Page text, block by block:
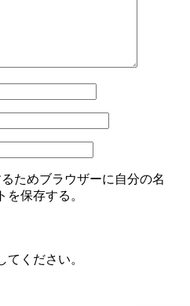
ためブラウザーに自分の名
保存する。
てください。